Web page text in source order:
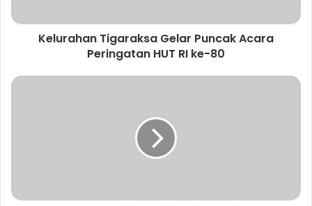
m
A
Kelurahan Tigaraksa Gelar Puncak Acara
Peringatan HUT RI ke-80